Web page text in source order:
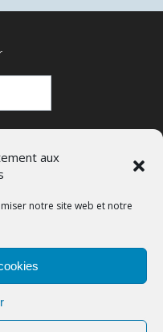
aux
notre site web et notre
(UE)